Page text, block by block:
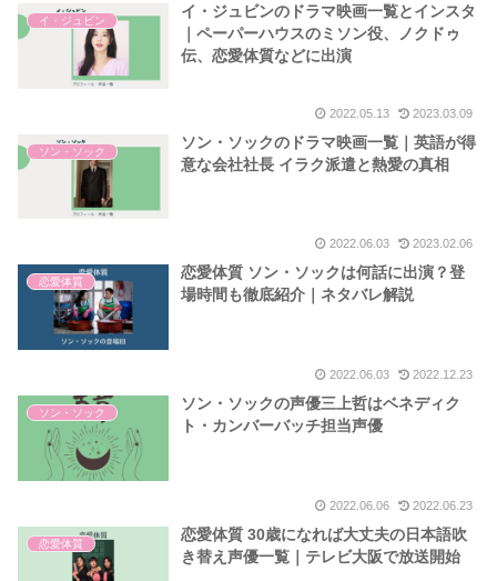
イ・ジュビン
イ・ジュビンのドラマ映画一覧とインスタ
｜ペーパーハウスのミソン役、ノクドゥ
伝、恋愛体質などに出演
2022.05.13 2023.03.09
ソン・ソック
ソン・ソックのドラマ映画一覧｜英語が得
意な会社社長 イラク派遣と熱愛の真相
2022.06.03 2023.02.06
恋愛体質
恋愛体質 ソン・ソックは何話に出演？登
場時間も徹底紹介｜ネタバレ解説
2022.06.03 2022.12.23
ソン・ソック
ソン・ソックの声優三上哲はベネディク
ト・カンバーバッチ担当声優
2022.06.06 2022.06.23
恋愛体質
恋愛体質 30歳になれば大丈夫の日本語吹
き替え声優一覧｜テレビ大阪で放送開始